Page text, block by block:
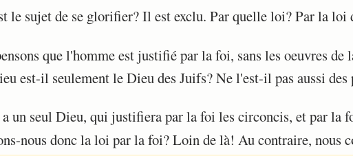
le sujet de se glorifier? Il est exclu. Par quelle loi? Par la loi
que l'homme est justifié par la foi, sans les oeuvres de
est-il seulement le Dieu des Juifs? Ne l'est-il pas aussi
un seul Dieu, qui justifiera par la foi les circoncis, et par la
nous donc la loi par la foi? Loin de là! Au contraire, nous